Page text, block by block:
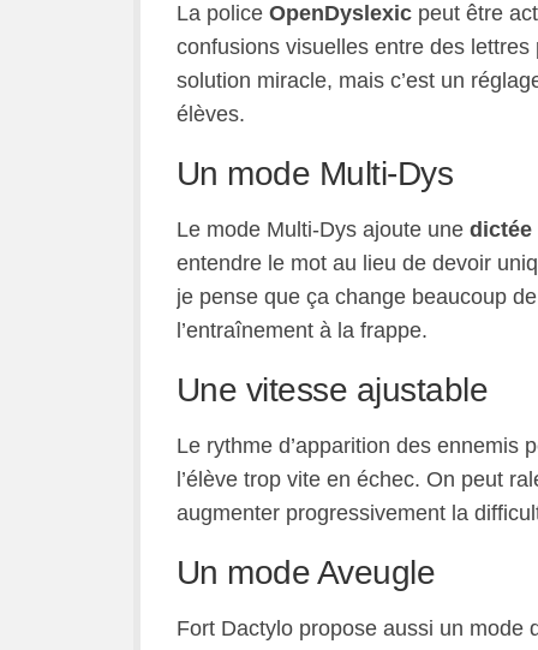
La police OpenDyslexicpeut être
confusions visuelles entre des
solution miracle, mais c’est un
élèves.
Un mode Multi-Dys
Le mode Multi-Dys ajoute une dictée
entendre le mot au lieu de devoir
je pense que ça change beaucoup
l’entraînement à la frappe.
Une vitesse ajustable
Le rythme d’apparition des ennemis
l’élève trop vite en échec. On peut
augmenter progressivement la
Un mode Aveugle
Fort Dactylo propose aussi un mode